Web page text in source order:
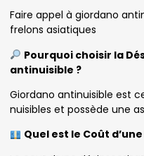
Faire appel à giordano
frelons asiatiques
Pourquoi choisir la
antinuisible ?
Giordano antinuisible est
nuisibles et possède une
Quel est le Coût